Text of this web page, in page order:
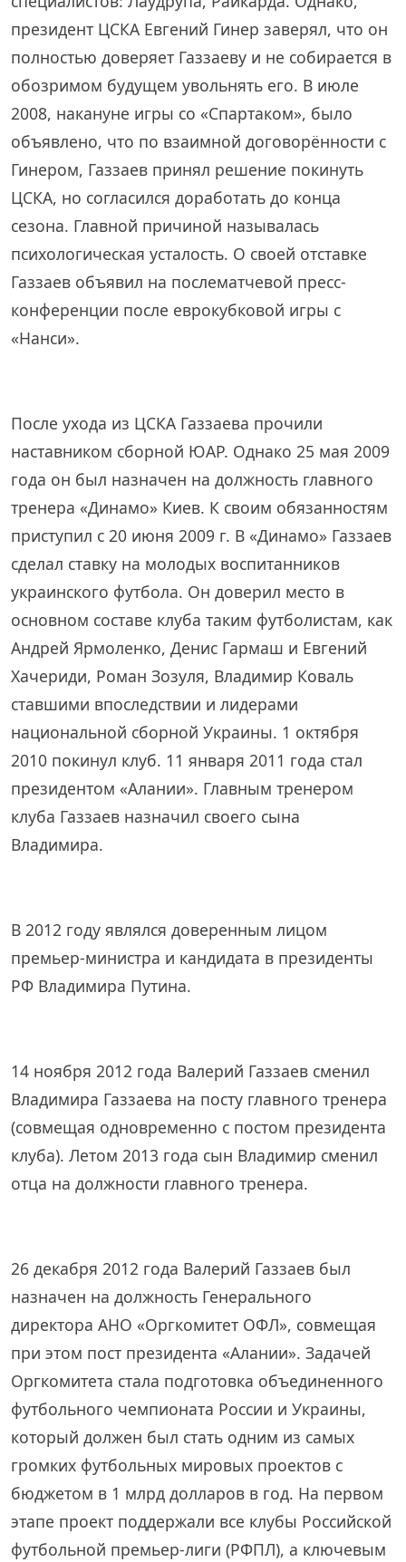
президент ЦСКА Евгений Гинер заверял, что он
полностью доверяет Газзаеву и не собирается в
обозримом будущем увольнять его. В июле
2008, накануне игры со «Спартаком», было
объявлено, что по взаимной договорённости с
Гинером, Газзаев принял решение покинуть
ЦСКА, но согласился доработать до конца
сезона. Главной причиной называлась
психологическая усталость. О своей отставке
Газзаев объявил на послематчевой пресс-
конференции после еврокубковой игры с
«Нанси».
После ухода из ЦСКА Газзаева прочили
наставником сборной ЮАР. Однако 25 мая 2009
года он был назначен на должность главного
тренера «Динамо» Киев. К своим обязанностям
приступил с 20 июня 2009 г. В «Динамо» Газзаев
сделал ставку на молодых воспитанников
украинского футбола. Он доверил место в
основном составе клуба таким футболистам, как
Андрей Ярмоленко, Денис Гармаш и Евгений
Хачериди, Роман Зозуля, Владимир Коваль
ставшими впоследствии и лидерами
национальной сборной Украины. 1 октября
2010 покинул клуб. 11 января 2011 года стал
президентом «Алании». Главным тренером
клуба Газзаев назначил своего сына
Владимира.
В 2012 году являлся доверенным лицом
премьер-министра и кандидата в президенты
РФ Владимира Путина.
14 ноября 2012 года Валерий Газзаев сменил
Владимира Газзаева на посту главного тренера
(совмещая одновременно с постом президента
клуба). Летом 2013 года сын Владимир сменил
отца на должности главного тренера.
26 декабря 2012 года Валерий Газзаев был
назначен на должность Генерального
директора АНО «Оргкомитет ОФЛ», совмещая
при этом пост президента «Алании». Задачей
Оргкомитета стала подготовка объединенного
футбольного чемпионата России и Украины,
который должен был стать одним из самых
громких футбольных мировых проектов с
бюджетом в 1 млрд долларов в год. На первом
этапе проект поддержали все клубы Российской
футбольной премьер-лиги (РФПЛ), а ключевым